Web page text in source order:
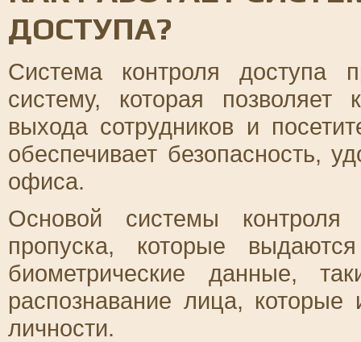
ДОСТУПА?
Система контроля доступа
систему, которая позволяет
выхода сотрудников и
обеспечивает безопасность,
офиса.
Основой системы контроля
пропуска, которые
биометрические данные,
распознавание лица,
личности.